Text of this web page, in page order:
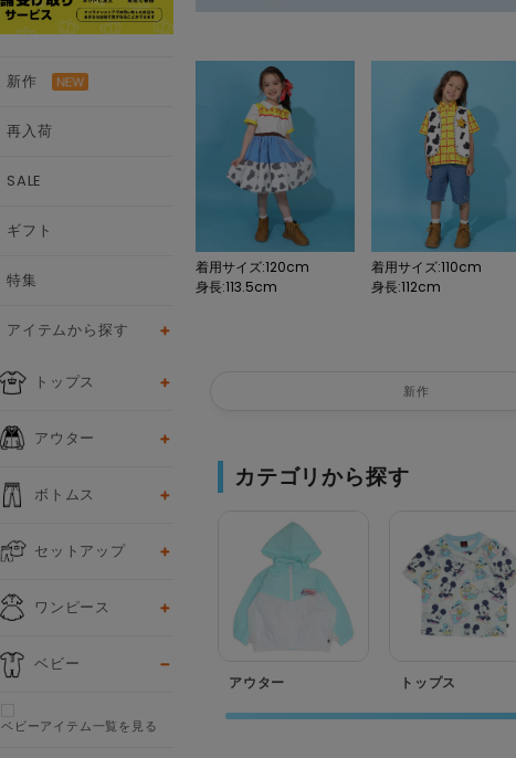
着用サイズ:120cm
身長:113.5cm
着用サイズ:110cm
身長:112cm
新作
カテゴリから探す
アウター トップス
新作
再入荷
SALE
ギフト
特集
アイテムから探す
トップス
アウター
ボトムス
セットアップ
ワンピース
ベビー
ベビーアイテム一覧を見る